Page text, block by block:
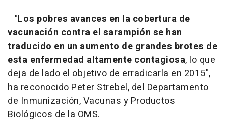
"Los pobres avances en la cobertura de
vacunación contra el sarampión se han
traducido en un aumento de grandes brotes de
esta enfermedad altamente contagiosa, lo que
deja de lado el objetivo de erradicarla en 2015",
ha reconocido Peter Strebel, del Departamento
de Inmunización, Vacunas y Productos
Biológicos de la OMS.